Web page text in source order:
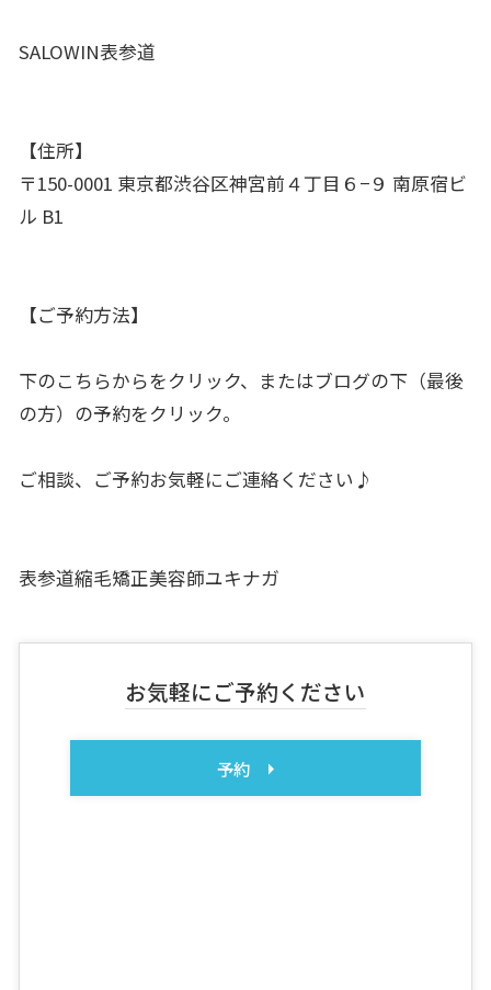
SALOWIN表参道
【住所】
〒150-0001 東京都渋谷区神宮前４丁目６−９ 南原宿ビ
ル B1
【ご予約方法】
下のこちらからをクリック、またはブログの下（最後
の方）の予約をクリック。
ご相談、ご予約お気軽にご連絡ください♪
表参道縮毛矯正美容師ユキナガ
お気軽にご予約ください
予約